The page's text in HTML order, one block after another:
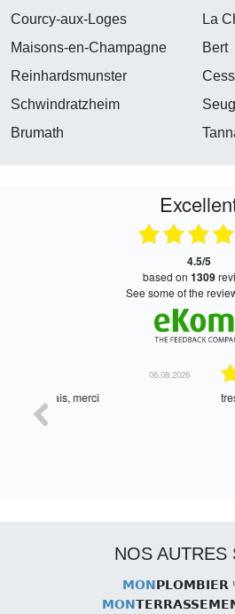
Courcy-aux-Loges
La
Maisons-en-Champagne
Bert
Reinhardsmunster
Schwindratzheim
Brumath
4.5/5
based on 1309
see some of the
tres bien
NOS AUTRES
MONPLOMBIER
MON